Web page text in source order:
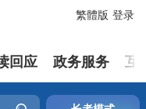
登录
繁體版
回应 政务服务 互